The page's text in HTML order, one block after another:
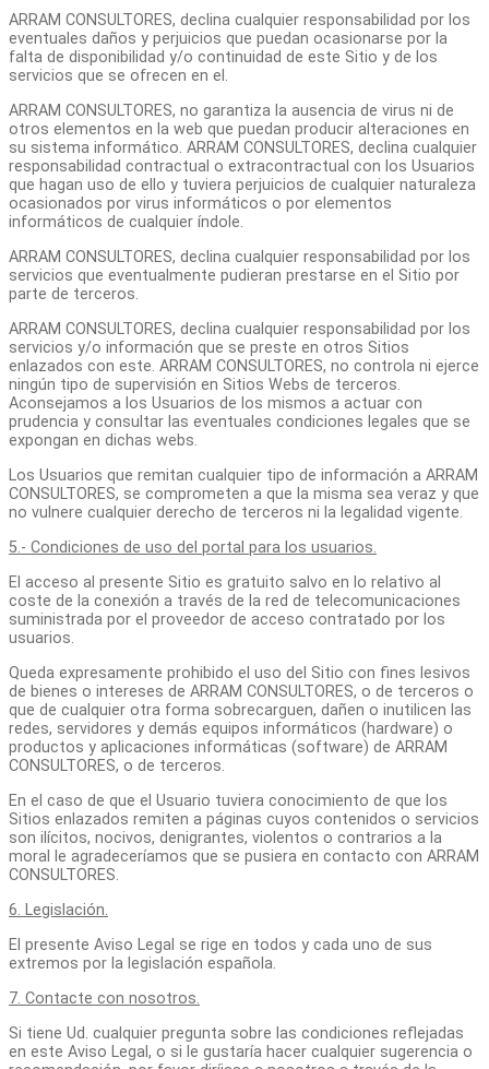
ARRAM CONSULTORES, declina cualquier responsabilidad por los
eventuales daños y perjuicios que puedan ocasionarse por la
falta de disponibilidad y/o continuidad de este Sitio y de los
servicios que se ofrecen en el.
ARRAM CONSULTORES, no garantiza la ausencia de virus ni de
otros elementos en la web que puedan producir alteraciones en
su sistema informático. ARRAM CONSULTORES, declina cualquier
responsabilidad contractual o extracontractual con los Usuarios
que hagan uso de ello y tuviera perjuicios de cualquier naturaleza
ocasionados por virus informáticos o por elementos
informáticos de cualquier índole.
ARRAM CONSULTORES, declina cualquier responsabilidad por los
servicios que eventualmente pudieran prestarse en el Sitio por
parte de terceros.
ARRAM CONSULTORES, declina cualquier responsabilidad por los
servicios y/o información que se preste en otros Sitios
enlazados con este. ARRAM CONSULTORES, no controla ni ejerce
ningún tipo de supervisión en Sitios Webs de terceros.
Aconsejamos a los Usuarios de los mismos a actuar con
prudencia y consultar las eventuales condiciones legales que se
expongan en dichas webs.
Los Usuarios que remitan cualquier tipo de información a ARRAM
CONSULTORES, se comprometen a que la misma sea veraz y que
no vulnere cualquier derecho de terceros ni la legalidad vigente.
5.- Condiciones de uso del portal para los usuarios.
El acceso al presente Sitio es gratuito salvo en lo relativo al
coste de la conexión a través de la red de telecomunicaciones
suministrada por el proveedor de acceso contratado por los
usuarios.
Queda expresamente prohibido el uso del Sitio con fines lesivos
de bienes o intereses de ARRAM CONSULTORES, o de terceros o
que de cualquier otra forma sobrecarguen, dañen o inutilicen las
redes, servidores y demás equipos informáticos (hardware) o
productos y aplicaciones informáticas (software) de ARRAM
CONSULTORES, o de terceros.
En el caso de que el Usuario tuviera conocimiento de que los
Sitios enlazados remiten a páginas cuyos contenidos o servicios
son ilícitos, nocivos, denigrantes, violentos o contrarios a la
moral le agradeceríamos que se pusiera en contacto con ARRAM
CONSULTORES.
6. Legislación.
El presente Aviso Legal se rige en todos y cada uno de sus
extremos por la legislación española.
7. Contacte con nosotros.
Si tiene Ud. cualquier pregunta sobre las condiciones reflejadas
en este Aviso Legal, o si le gustaría hacer cualquier sugerencia o